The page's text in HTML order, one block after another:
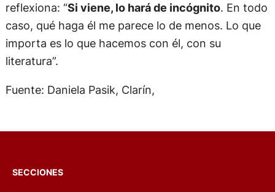
reflexiona: “Si viene, lo hará de incógnito. En todo
caso, qué haga él me parece lo de menos. Lo que
importa es lo que hacemos con él, con su
literatura”.
Fuente: Daniela Pasik, Clarín,
SECCIONES